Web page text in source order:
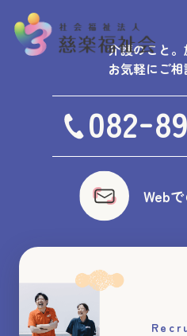
介護のこと。
お気軽にご相
082-
Web